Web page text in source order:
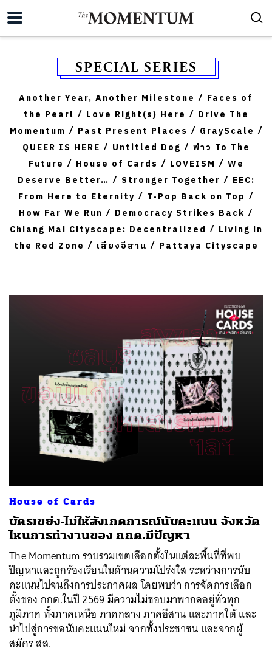
SPECIAL SERIES
Another Year, Another Milestone /
Faces of
the Pearl
/ Love Right(s) Here /
Drive The
Momentum
/ Past Present Places / GrayScale /
QUEER IS HERE / Untitled Dog / ฟ่าว To The
Future
/ House of Cards / LOVEISM / We
Deserve Better…
/ Stronger Together /
EEC:
From Here to Eternity
/ T-Pop Back on Top /
How Far We Run / Democracy Strikes Back /
Chiang Mai Cityscape: Decentralized /
Living in
the Red Zone
/ เสียงอีสาน / Pattaya Cityscape
House of Cards
บัตรเขย่ง-ไม่ให้สังเกตการณ์นับคะแนน จังหวัด
ไหนการทำงานของ กกต.มีปัญหา
The Momentum รวบรวมเขตเลือกตั้งในแต่ละพื้นที่ที่พบ
ปัญหาและถูกร้องเรียนในด้านความโปร่งใส ระหว่างการนับ
คะแนนไปจนถึงการประกาศผล โดยพบว่า การจัดการเลือก
ตั้งของ กกต.ในปี 2569 มีความไม่ชอบมาพากลอยู่ทั่วทุก
ภูมิภาค ทั้งภาคเหนือ ภาคกลาง ภาคอีสาน และภาคใต้ และ
นำไปสู่การขอนับคะแนนใหม่ จากทั้งประชาชน และจากผู้
สมัคร สส.